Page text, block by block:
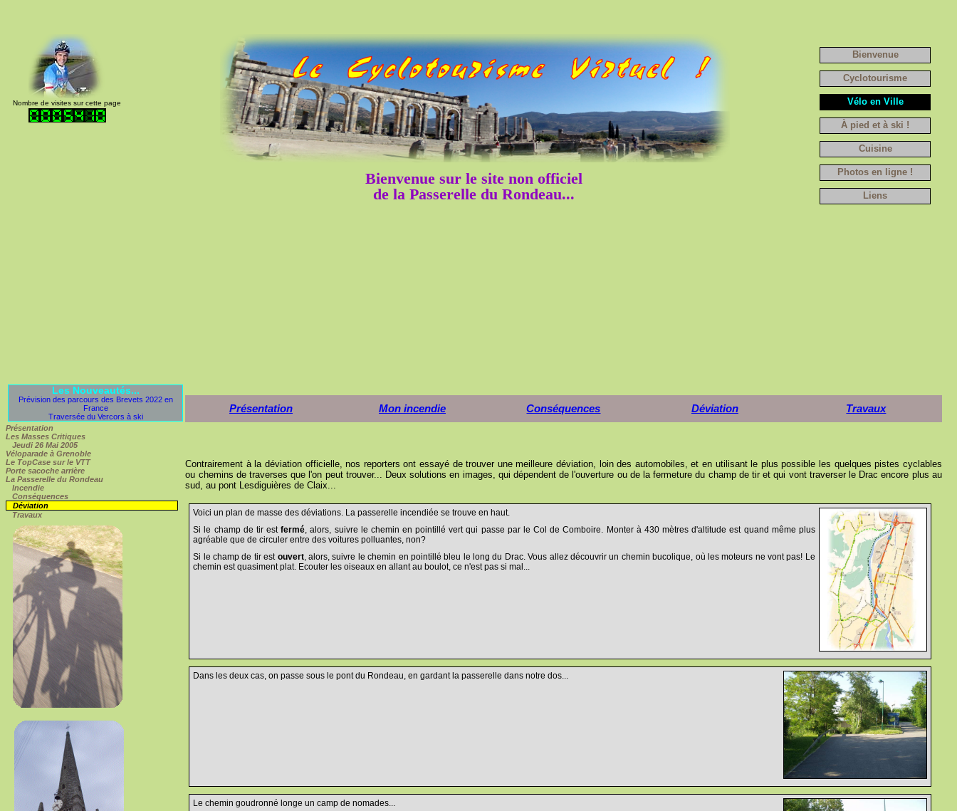
Nombre de visites sur cette page
Bienvenue sur le site non officiel
de la Passerelle du Rondeau...
Bienvenue
Cyclotourisme
Vélo en Ville
À pied et à ski !
Cuisine
Photos en ligne !
Liens
Les Nouveautés...
Prévision des parcours des Brevets 2022 en
France
Traversée du Vercors à ski
Présentation
Les Masses Critiques
Jeudi 26 Mai 2005
Véloparade à Grenoble
Le TopCase sur le VTT
Porte sacoche arrière
La Passerelle du Rondeau
Incendie
Conséquences
Déviation
Travaux
Présentation Mon incendie Conséquences Déviation Travaux
Contrairement à la déviation officielle, nos reporters ont essayé de trouver une meilleure déviation, loin des automobiles, et en utilisant le plus possible les quelques pistes cyclables
ou chemins de traverses que l'on peut trouver... Deux solutions en images, qui dépendent de l'ouverture ou de la fermeture du champ de tir et qui vont traverser le Drac encore plus au
sud, au pont Lesdiguières de Claix...
Voici un plan de masse des déviations. La passerelle incendiée se trouve en haut.
Si le champ de tir estfermé , alors, suivre le chemin en pointillé vert qui passe par le Col de Comboire. Monter à 430 mètres d'altitude est quand même plus
agréable que de circuler entre des voitures polluantes, non?
Si le champ de tir est ouvert, alors, suivre le chemin en pointillé bleu le long du Drac. Vous allez découvrir un chemin bucolique, où les moteurs ne vont pas! Le
chemin est quasiment plat. Ecouter les oiseaux en allant au boulot, ce n'est pas si mal...
Dans les deux cas, on passe sous le pont du Rondeau, en gardant la passerelle dans notre dos...
Le chemin goudronné longe un camp de nomades...